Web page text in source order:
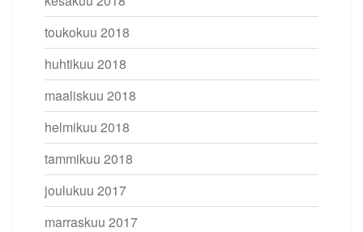
toukokuu 2018
huhtikuu 2018
maaliskuu 2018
helmikuu 2018
tammikuu 2018
joulukuu 2017
marraskuu 2017